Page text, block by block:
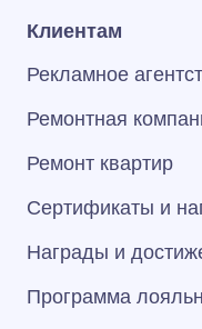
Клиентам
Рекламное
Ремонтная
Ремонт квартир
Сертификаты и
Награды и
Программа